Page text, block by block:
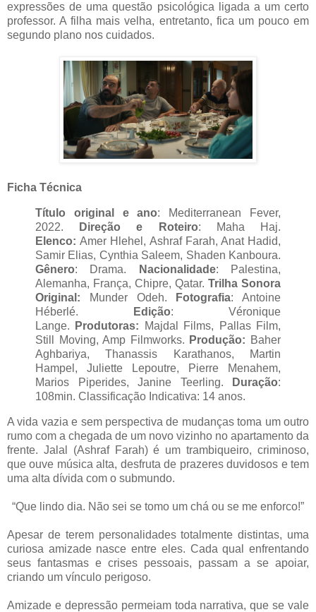
expressões de uma questão psicológica ligada a um certo
professor. A filha mais velha, entretanto, fica um pouco em
segundo plano nos cuidados.
Ficha Técnica
Título original e ano: Mediterranean Fever,
2022.
Direção e Roteiro: Maha Haj.
Elenco: Amer Hlehel, Ashraf Farah, Anat Hadid,
Samir Elias, Cynthia Saleem, Shaden Kanboura.
Gênero: Drama. Nacionalidade: Palestina,
Alemanha, França, Chipre, Qatar. Trilha Sonora
Original: Munder Odeh. Fotografia: Antoine
Héberlé.
Edição: Véronique
Lange.
Produtoras: Majdal Films, Pallas Film,
Still Moving, Amp Filmworks. Produção: Baher
Aghbariya, Thanassis Karathanos, Martin
Hampel, Juliette Lepoutre, Pierre Menahem,
Marios Piperides, Janine Teerling.
Duração:
108min. Classificação Indicativa: 14 anos.
A vida vazia e sem perspectiva de mudanças toma um outro
rumo com a chegada de um novo vizinho no apartamento da
frente. Jalal (Ashraf Farah) é um trambiqueiro, criminoso,
que ouve música alta, desfruta de prazeres duvidosos e tem
uma alta dívida com o submundo.
“Que lindo dia. Não sei se tomo um chá ou se me enforco!”
Apesar de terem personalidades totalmente distintas, uma
curiosa amizade nasce entre eles. Cada qual enfrentando
seus fantasmas e crises pessoais, passam a se apoiar,
criando um vínculo perigoso.
Amizade e depressão permeiam toda narrativa, que se vale